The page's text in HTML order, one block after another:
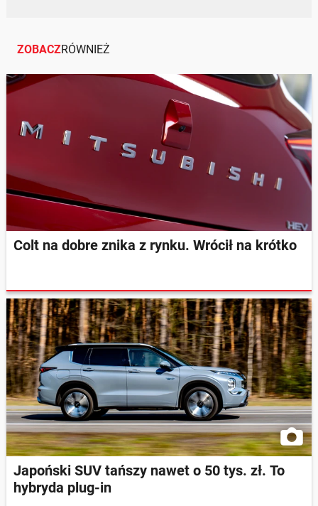
ZOBACZRÓWNIEŻ
Colt na dobre znika z rynku. Wrócił na krótko
Japoński SUV tańszy nawet o 50 tys. zł. To
hybryda plug-in